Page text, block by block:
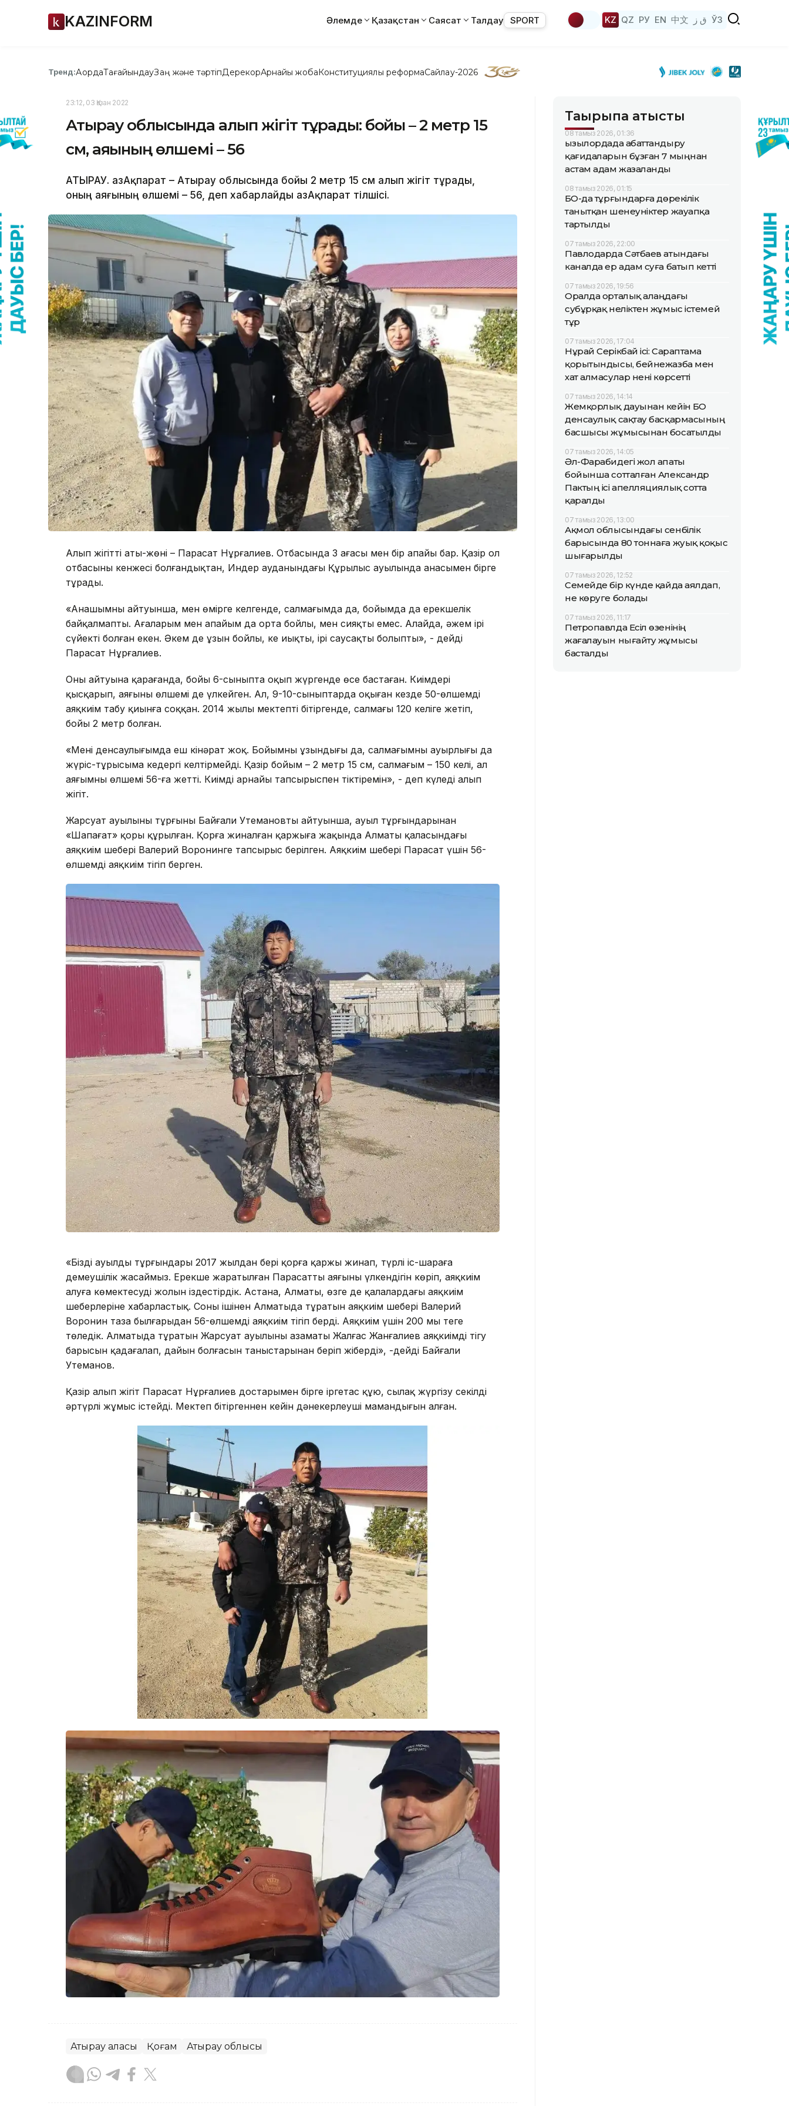
KAZINFORM Әлемде Қазақстан Саясат Талдау SPORT KZ QZ РУ EN 中文 ق ز ЎЗ
Тренд:АқордаТағайындауЗаң және тәртіпДерекқорАрнайы жобаКонституциялық реформаСайлау-2026
23:12, 03 Қазан 2022
Атырау облысында алып жігіт тұрады: бойы – 2 метр 15
см, аяғының өлшемі – 56
АТЫРАУ. ҚазАқпарат – Атырау облысында бойы 2 метр 15 см алып жігіт тұрады,
оның аяғының өлшемі – 56, деп хабарлайды ҚазАқпарат тілшісі.
Алып жігіттің аты-жөні – Парасат Нұрғалиев. Отбасында 3 ағасы мен бір апайы бар. Қазір ол
отбасының кенжесі болғандықтан, Индер ауданындағы Құрылыс ауылында анасымен бірге
тұрады.
«Анашымның айтуынша, мен өмірге келгенде, салмағымда да, бойымда да ерекшелік
байқалмапты. Ағаларым мен апайым да орта бойлы, мен сияқты емес. Алайда, әжем ірі
сүйекті болған екен. Әкем де ұзын бойлы, кең иықты, ірі саусақты болыпты», - дейді
Парасат Нұрғалиев.
Оның айтуына қарағанда, бойы 6-сыныпта оқып жүргенде өсе бастаған. Киімдері
қысқарып, аяғының өлшемі де үлкейген. Ал, 9-10-сыныптарда оқыған кезде 50-өлшемді
аяқкиім табу қиынға соққан. 2014 жылы мектепті бітіргенде, салмағы 120 келіге жетіп,
бойы 2 метр болған.
«Менің денсаулығымда еш кінәрат жоқ. Бойымның ұзындығы да, салмағымның ауырлығы да
жүріс-тұрысыма кедергі келтірмейді. Қазір бойым – 2 метр 15 см, салмағым – 150 келі, ал
аяғымның өлшемі 56-ға жетті. Киімді арнайы тапсырыспен тіктіремін», - деп күледі алып
жігіт.
Жарсуат ауылының тұрғыны Байғали Утемановтың айтуынша, ауыл тұрғындарынан
«Шапағат» қоры құрылған. Қорға жиналған қаржыға жақында Алматы қаласындағы
аяқкиім шебері Валерий Воронинге тапсырыс берілген. Аяқкиім шебері Парасат үшін 56-
өлшемді аяқкиім тігіп берген.
«Біздің ауылдың тұрғындары 2017 жылдан бері қорға қаржы жинап, түрлі іс-шараға
демеушілік жасаймыз. Ерекше жаратылған Парасаттың аяғының үлкендігін көріп, аяқкиім
алуға көмектесудің жолын іздестірдік. Астана, Алматы, өзге де қалалардағы аяқкиім
шеберлеріне хабарластық. Соның ішінен Алматыда тұратын аяқкиім шебері Валерий
Воронин таза былғарыдан 56-өлшемді аяқкиім тігіп берді. Аяқкиім үшін 200 мың теңге
төледік. Алматыда тұратын Жарсуат ауылының азаматы Жалғас Жанғалиев аяқкиімді тігу
барысын қадағалап, дайын болғасын таныстарынан беріп жіберді», -дейді Байғали
Утеманов.
Қазір алып жігіт Парасат Нұрғалиев достарымен бірге іргетас құю, сылақ жүргізу секілді
әртүрлі жұмыс істейді. Мектеп бітіргеннен кейін дәнекерлеуші мамандығын алған.
Атырау қаласы Қоғам Атырау облысы
Тақырыпқа қатысты
08 тамыз 2026, 01:36
Қызылордада абаттандыру
қағидаларын бұзған 7 мыңнан
астам адам жазаланды
08 тамыз 2026, 01:15
БҚО-да тұрғындарға дөрекілік
танытқан шенеуніктер жауапқа
тартылды
07 тамыз 2026, 22:00
Павлодарда Сәтбаев атындағы
каналда ер адам суға батып кетті
07 тамыз 2026, 19:56
Оралда орталық алаңдағы
субұрқақ неліктен жұмыс істемей
тұр
07 тамыз 2026, 17:04
Нұрай Серікбай ісі: Сараптама
қорытындысы, бейнежазба мен
хат алмасулар нені көрсетті
07 тамыз 2026, 14:14
Жемқорлық дауынан кейін БҚО
денсаулық сақтау басқармасының
басшысы жұмысынан босатылды
07 тамыз 2026, 14:05
Әл-Фарабидегі жол апаты
бойынша сотталған Александр
Пактың ісі апелляциялық сотта
қаралды
07 тамыз 2026, 13:00
Ақмол облысындағы сенбілік
барысында 80 тоннаға жуық қоқыс
шығарылды
07 тамыз 2026, 12:52
Семейде бір күнде қайда аялдап,
не көруге болады
07 тамыз 2026, 11:17
Петропавлда Есіл өзенінің
жағалауын нығайту жұмысы
басталды